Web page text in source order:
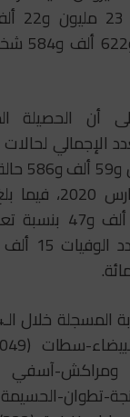
مقابل
أن الحصيلة
الإجمالي
أول حالة في 2